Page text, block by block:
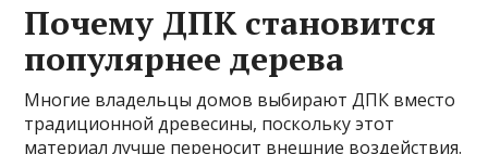
Почему ДПК становится
популярнее дерева
Многие владельцы домов выбирают ДПК вместо
традиционной древесины, поскольку этот
материал лучше переносит внешние воздействия.